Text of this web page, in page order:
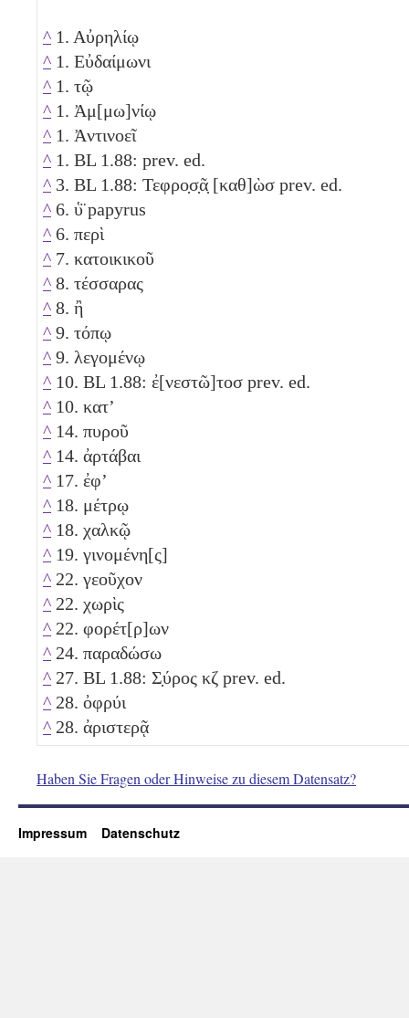
^ 1. Αὐρηλίῳ
^ 1. Εὐδαίμωνι
^ 1. τῷ
^ 1. Ἀμ[μω]νίῳ
^ 1. Ἀντινοεῖ
^ 1. BL 1.88: prev. ed.
^ 3. BL 1.88: Τεφρο̣σ̣ᾶ̣ [καθ]ὼσ prev. ed.
^ 6. ὑ̈ papyrus
^ 6. περὶ
^ 7. κατοικικοῦ
^ 8. τέσσαρας
^ 8. ἢ
^ 9. τόπῳ
^ 9. λεγομένῳ
^ 10. BL 1.88: ἐ[νεστῶ]τοσ prev. ed.
^ 10. κατʼ
^ 14. πυροῦ
^ 14. ἀρτάβαι
^ 17. ἐφʼ
^ 18. μέτρῳ
^ 18. χαλκῷ
^ 19. γινομένη[ς]
^ 22. γεοῦχον
^ 22. χωρὶς
^ 22. φορέτ[ρ]ων
^ 24. παραδώσω
^ 27. BL 1.88: Σ̣ύρος κζ prev. ed.
^ 28. ὀφρύι
^ 28. ἀριστερᾷ
Haben Sie Fragen oder Hinweise zu diesem Datensatz?
Impressum Datenschutz